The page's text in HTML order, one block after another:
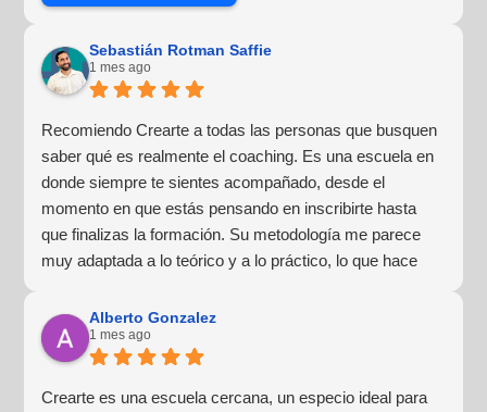
Sebastián Rotman Saffie
1 mes ago
Recomiendo Crearte a todas las personas que busquen
saber qué es realmente el coaching. Es una escuela en
donde siempre te sientes acompañado, desde el
momento en que estás pensando en inscribirte hasta
que finalizas la formación. Su metodología me parece
muy adaptada a lo teórico y a lo práctico, lo que hace
¡Para mí fue una excelente experiencia!
Alberto Gonzalez
1 mes ago
Crearte es una escuela cercana, un especio ideal para